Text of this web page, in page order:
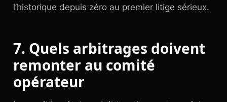
l’historique depuis zéro au premier litige sérieux.
7. Quels arbitrages doivent
remonter au comité
opérateur